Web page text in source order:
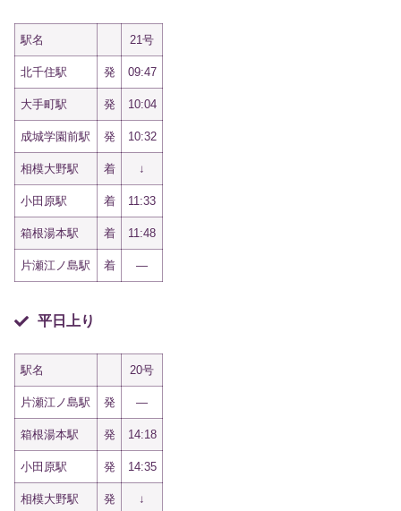
駅名 21号
北千住駅 発 09:47
大手町駅 発 10:04
成城学園前駅 発 10:32
相模大野駅 着 ↓
小田原駅 着 11:33
箱根湯本駅 着 11:48
片瀬江ノ島駅 着 —
平日上り
駅名 20号
片瀬江ノ島駅 発 —
箱根湯本駅 発 14:18
小田原駅 発 14:35
相模大野駅 発 ↓